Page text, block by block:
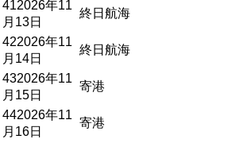
412026年11
月13日
終日航海
422026年11
月14日
終日航海
432026年11
月15日
寄港
442026年11
月16日
寄港